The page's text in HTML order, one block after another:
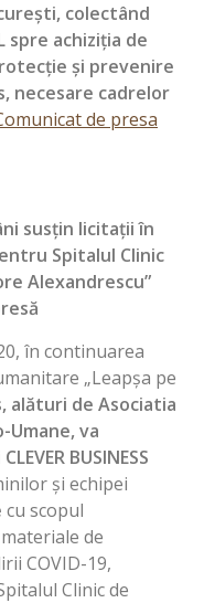
colectând
spre achiziția de
şi prevenire
necesare cadrelor
de presa
susțin licitațiiîn
Spitalul Clinic
Alexandrescu”
în continuarea
„Leapșa pe
alături de Asociatia
Umane, va
BUSINESS
și echipei
cu scopul
de
COVID-19,
Clinic de